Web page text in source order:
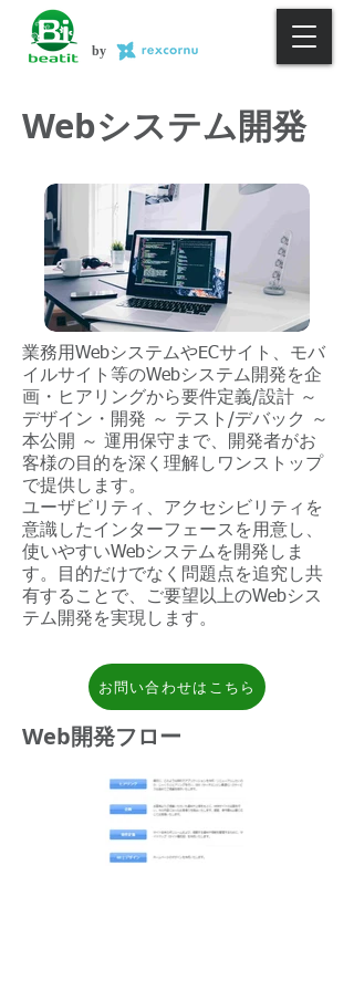
by
Webシステム開発
業務用WebシステムやECサイト、モバ
イルサイト等のWebシステム開発を企
画・ヒアリングから要件定義/設計 ～
デザイン・開発 ～ テスト/デバック ～
本公開 ～ 運用保守まで、開発者がお
客様の目的を深く理解しワンストップ
で提供します。
ユーザビリティ、アクセシビリティを
意識したインターフェースを用意し、
使いやすいWebシステムを開発しま
す。目的だけでなく問題点を追究し共
有することで、ご要望以上のWebシス
テム開発を実現します。
お問い合わせはこちら
Web開発フロー